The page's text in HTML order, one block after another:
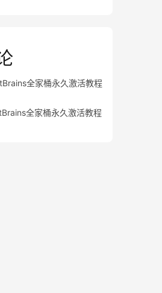
全家桶永久激活教程
全家桶永久激活教程